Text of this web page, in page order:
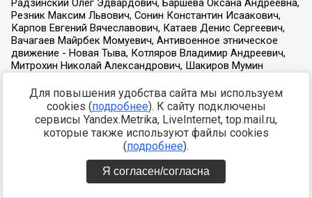
Для повышения удобства сайта мы используем
cookies (подробнее). К сайту подключены
сервисы Yandex.Metrika, LiveInternet, top.mail.ru,
которые также используют файлы cookies
(подробнее).
Я согласен/согласна